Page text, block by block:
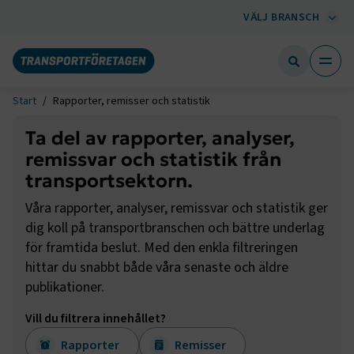
VÄLJ BRANSCH
Start Rapporter, remisser och statistik
Ta del av rapporter, analyser,
remissvar och statistik från
transportsektorn.
Våra rapporter, analyser, remissvar och statistik ger
dig koll på transportbranschen och bättre underlag
för framtida beslut. Med den enkla filtreringen
hittar du snabbt både våra senaste och äldre
publikationer.
Vill du filtrera innehållet?
Rapporter
Remisser